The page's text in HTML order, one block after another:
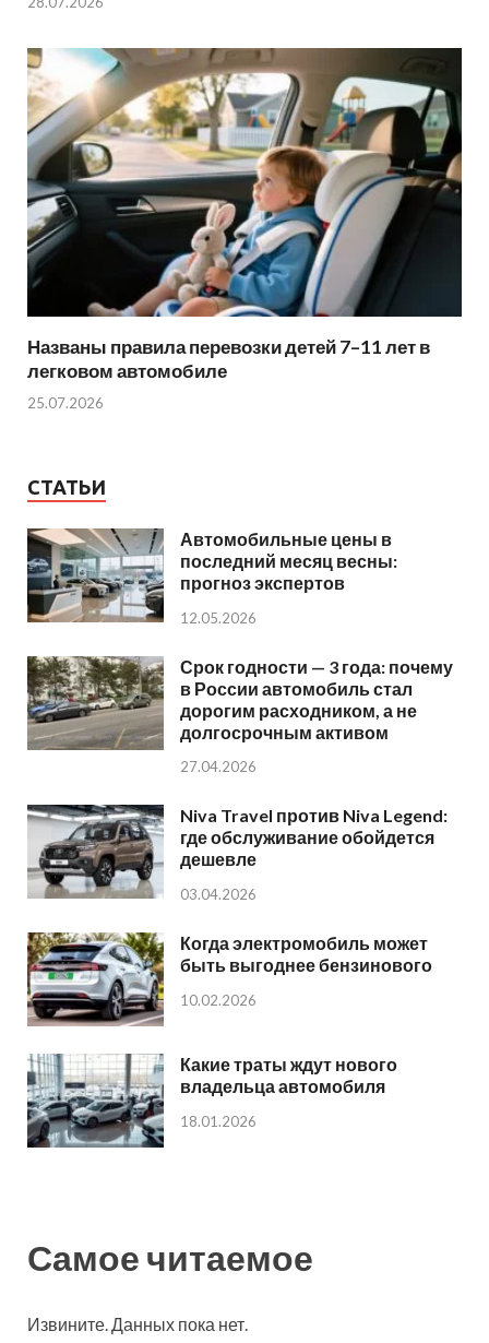
Названы правила перевозки детей 7–11 лет в
легковом автомобиле
25.07.2026
СТАТЬИ
Автомобильные цены в
последний месяц весны:
прогноз экспертов
12.05.2026
Срок годности — 3 года: почему
в России автомобиль стал
дорогим расходником, а не
долгосрочным активом
27.04.2026
Niva Travel против Niva Legend:
где обслуживание обойдется
дешевле
03.04.2026
Когда электромобиль может
быть выгоднее бензинового
10.02.2026
Какие траты ждут нового
владельца автомобиля
18.01.2026
Самое читаемое
Извините. Данных пока нет.